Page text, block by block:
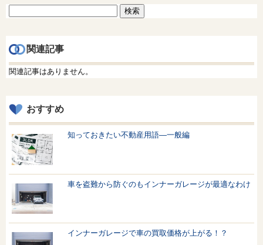
関連記事
関連記事はありません。
おすすめ
知っておきたい不動産用語—一般編
車を盗難から防ぐのもインナーガレージが最適なわけ
インナーガレージで車の買取価格が上がる！？